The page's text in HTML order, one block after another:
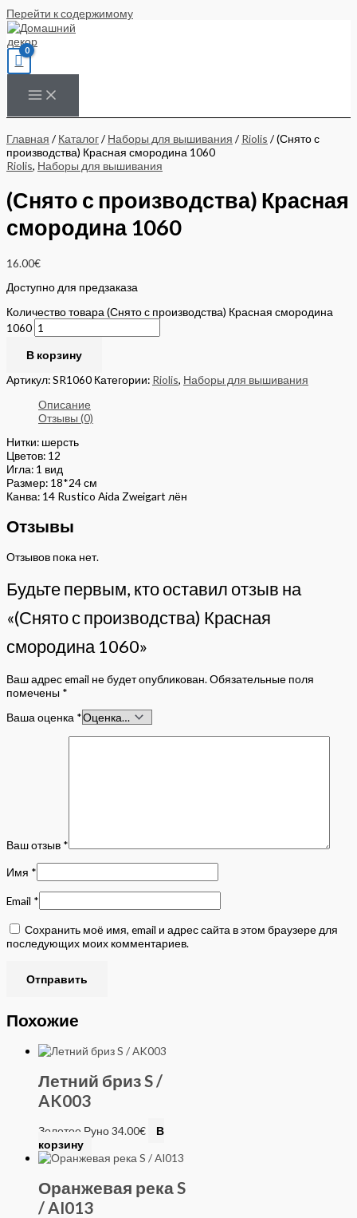
Перейти к содержимому
Главная / Каталог/ Наборы для вышивания / Riolis / (Снято с
производства) Красная смородина 1060
Riolis, Наборы для вышивания
(Снято с производства) Красная
смородина 1060
16.00€
Доступно для предзаказа
Количество товара (Снято с производства) Красная смородина
1060
В корзину
Артикул:SR1060 Категории: Riolis, Наборы для вышивания
Описание
Отзывы (0)
Нитки: шерсть
Цветов: 12
Игла: 1 вид
Размер: 18*24 см
Канва: 14 Rustico Aida Zweigart лён
Отзывы
Отзывов пока нет.
Будьте первым, кто оставил отзыв на
«(Снято с производства) Красная
смородина 1060»
Ваш адрес email не будет опубликован.Обязательные поля
помечены *
Ваша оценка *
Ваш отзыв *
Имя *
Email *
Сохранить моё имя, email и адрес сайта в этом браузере для
последующих моих комментариев.
Похожие
Летний бриз S /
AK003
Золотое Руно34.00€
В
корзину
Оранжевая река S
/ AI013